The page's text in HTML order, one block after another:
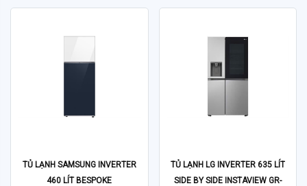
TỦ LẠNH SAMSUNG INVERTER
460 LÍT BESPOKE
TỦ LẠNH LG INVERTER 635 LÍT
SIDE BY SIDE INSTAVIEW GR-